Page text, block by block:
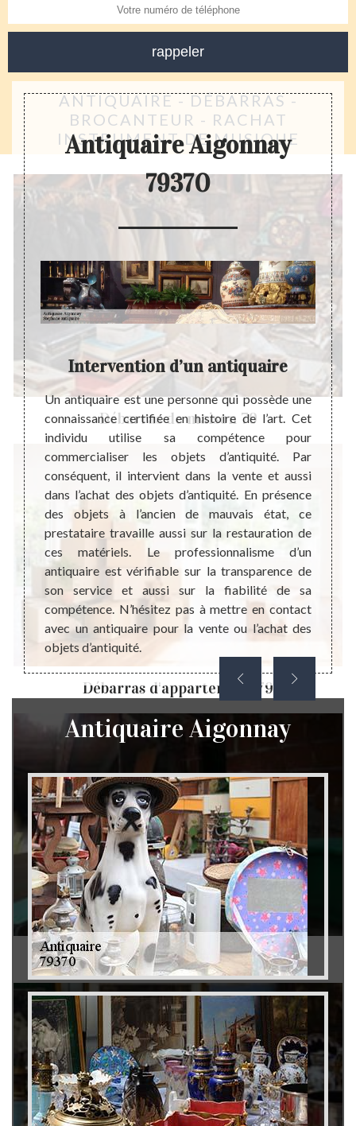
ANTIQUAIRE - DÉBARRAS -
BROCANTEUR - RACHAT
INSTRUMENT DE MUSIQUE
Débarras de maison 79
Débarras d'appartement 79
Débarras de grenier et cave 79
Antiquaire Aigonnay
79370
des
est
la
être
de
aux
Intervention d’un antiquaire
Un antiquaire est une personne qui possède une
connaissance certifiée en histoire de l’art. Cet
individu utilise sa compétence pour
commercialiser les objets d’antiquité. Par
conséquent, il intervient dans la vente et aussi
dans l’achat des objets d’antiquité. En présence
des objets à l’ancien de mauvais état, ce
prestataire travaille aussi sur la restauration de
ces matériels. Le professionnalisme d’un
antiquaire est vérifiable sur la transparence de
son service et aussi sur la fiabilité de sa
compétence. N’hésitez pas à mettre en contact
avec un antiquaire pour la vente ou l’achat des
objets d’antiquité.
sans
nous
de
Antiquaire Aigonnay